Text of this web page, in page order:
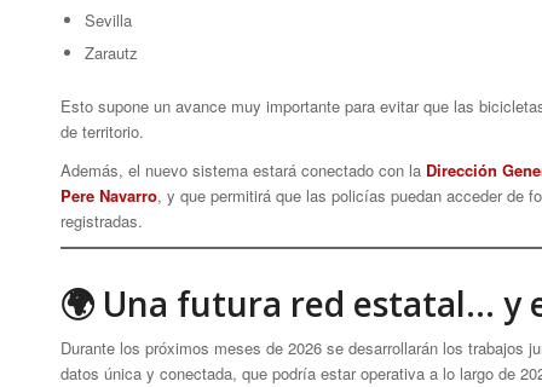
Sevilla
Zarautz
Esto supone un avance muy importante para evitar que las
de territorio.
Además, el nuevo sistema estará conectado con la Dirección
Pere Navarro, y que permitirá que las policías puedan acceder de
registradas.
🌍 Una futura red estatal… y
Durante los próximos meses de 2026 se desarrollarán los trabajos
datos única y conectada, que podría estar operativa a lo largo de